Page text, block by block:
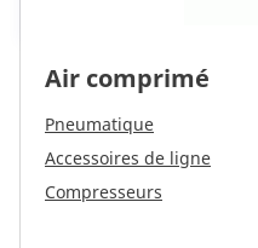
Air comprimé
Pneumatique
Accessoires de ligne
Compresseurs